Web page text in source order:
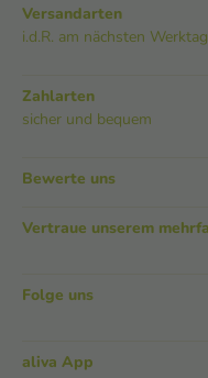
Versandarten
i.d.R. am nächsten Werktag
Zahlarten
sicher und bequem
Bewerte uns
Vertraue unserem
Folge uns
aliva App